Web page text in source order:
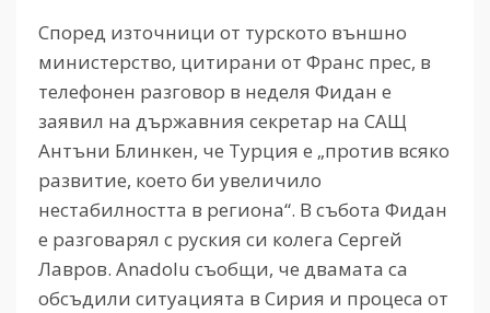
Според източници от турското външно
министерство, цитирани от Франс прес, в
телефонен разговор в неделя Фидан е
заявил на държавния секретар на САЩ
Антъни Блинкен, че Турция е „против всяко
развитие, което би увеличило
нестабилността в региона“. В събота Фидан
е разговарял с руския си колега Сергей
Лавров. Anadolu съобщи, че двамата са
обсъдили ситуацията в Сирия и процеса от